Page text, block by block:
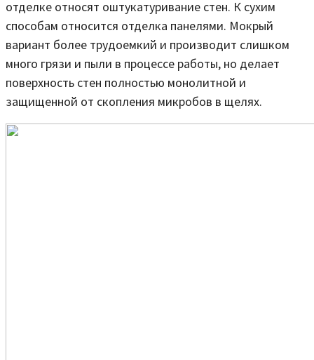
отделке относят оштукатуривание стен. К сухим
способам относится отделка панелями. Мокрый
вариант более трудоемкий и производит слишком
много грязи и пыли в процессе работы, но делает
поверхность стен полностью монолитной и
защищенной от скопления микробов в щелях.